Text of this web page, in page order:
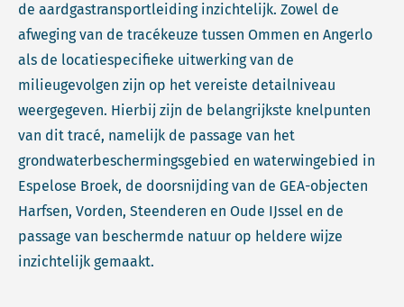
de aardgastransportleiding inzichtelijk. Zowel de
afweging van de tracékeuze tussen Ommen en Angerlo
als de locatiespecifieke uitwerking van de
milieugevolgen zijn op het vereiste detailniveau
weergegeven. Hierbij zijn de belangrijkste knelpunten
van dit tracé, namelijk de passage van het
grondwaterbeschermingsgebied en waterwingebied in
Espelose Broek, de doorsnijding van de GEA-objecten
Harfsen, Vorden, Steenderen en Oude IJssel en de
passage van beschermde natuur op heldere wijze
inzichtelijk gemaakt.